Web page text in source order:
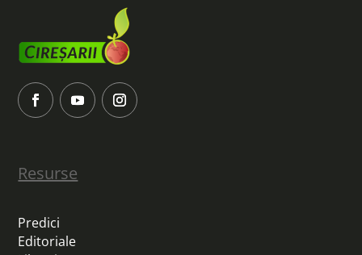
Resurse
Predici
Editoriale